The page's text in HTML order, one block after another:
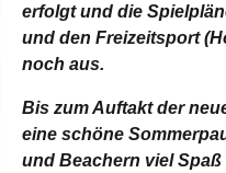
erfolgt und die
und den Freizeitsport
noch aus.
Bis zum Auftakt der
eine schöne
und Beachern viel